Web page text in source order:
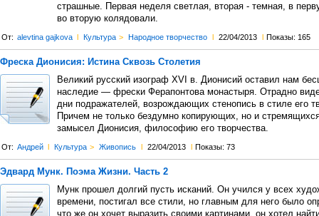
страшные. Первая неделя светлая, вторая - темная, в
во вторую колядовали.
От: alevtina gajkova l Культура > Народное творчество l 22/04/2013 l Показы: 165
Фреска Дионисия: Истина Сквозь Столетия
Великий русский изограф XVI в. Дионисий оставил нам
наследие — фрески Ферапонтова монастыря. Отрадно
дни подражателей, возрождающих стенопись в стиле его
Причем не только бездумно копирующих, но и
замысел Дионисия, философию его творчества.
От: Андрей l Культура > Живопись l 22/04/2013 l Показы: 73
Эдвард Мунк. Поэма Жизни. Часть 2
Мунк прошел долгий пусть исканий. Он учился у всех
времени, постигал все стили, но главным для него было
что же он хочет выразить своими картинами, он хотел